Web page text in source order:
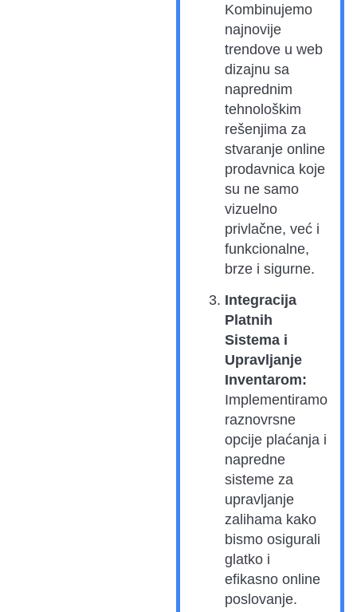
Kombinujemo
najnovije
trendove u web
dizajnu sa
naprednim
tehnološkim
rešenjima za
stvaranje online
prodavnica koje
su ne samo
vizuelno
privlačne, već i
funkcionalne,
brze i sigurne.
Integracija
Platnih
Sistema i
Upravljanje
Inventarom:
Implementiramo
raznovrsne
opcije plaćanja i
napredne
sisteme za
upravljanje
zalihama kako
bismo osigurali
glatko i
efikasno online
poslovanje.